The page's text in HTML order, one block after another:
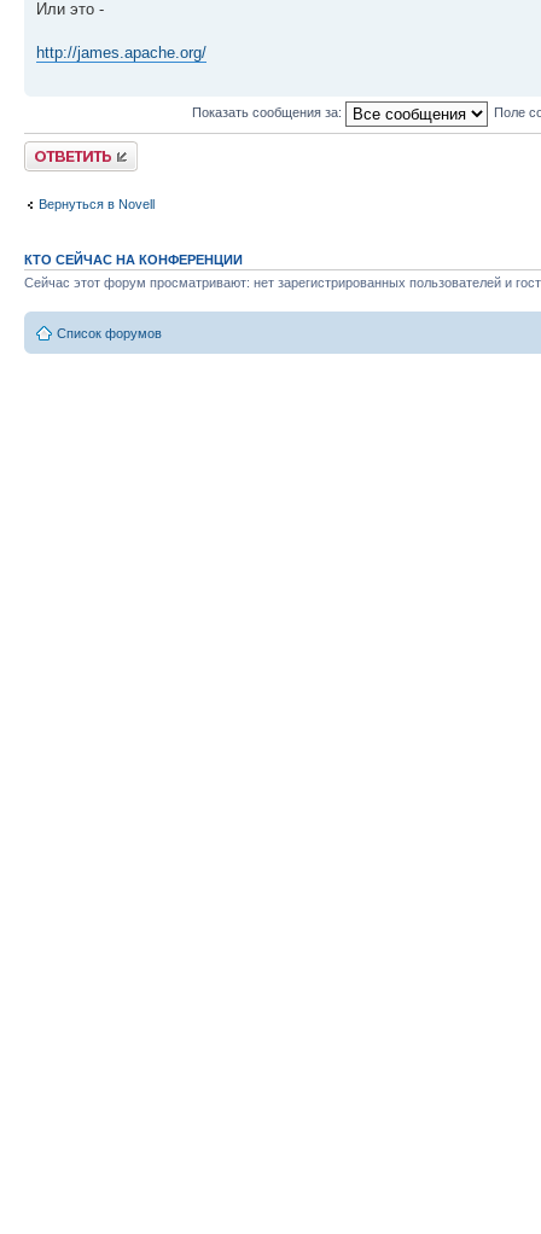
Или это -
http://james.apache.org/
Показать сообщения за: Поле
Ответить
Вернуться в Novell
КТО СЕЙЧАС НА КОНФЕРЕНЦИИ
Сейчас этот форум просматривают: нет зарегистрированных пользователей и
Список форумов